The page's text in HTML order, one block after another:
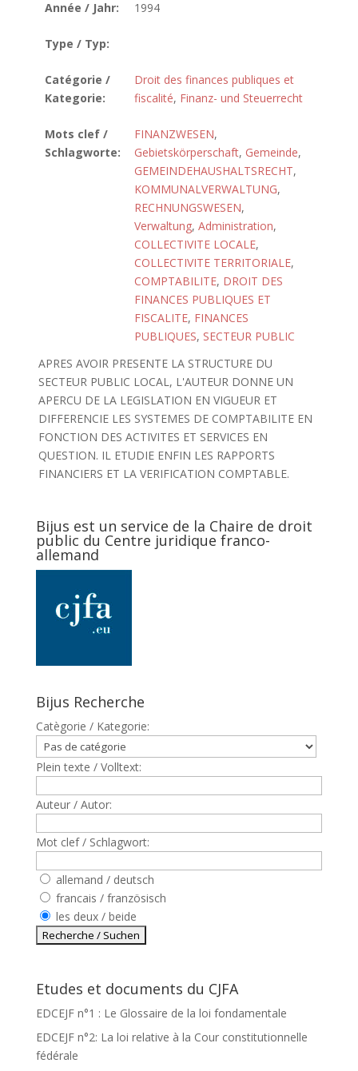
Année / Jahr: 1994
Type / Typ:
Catégorie /
Kategorie:
Droit des finances publiques et
fiscalité, Finanz- und Steuerrecht
Mots clef /
Schlagworte:
FINANZWESEN,
Gebietskörperschaft, Gemeinde,
GEMEINDEHAUSHALTSRECHT,
KOMMUNALVERWALTUNG,
RECHNUNGSWESEN,
Verwaltung, Administration,
COLLECTIVITE LOCALE,
COLLECTIVITE TERRITORIALE,
COMPTABILITE, DROIT DES
FINANCES PUBLIQUES ET
FISCALITE, FINANCES
PUBLIQUES, SECTEUR PUBLIC
APRES AVOIR PRESENTE LA STRUCTURE DU
SECTEUR PUBLIC LOCAL, L'AUTEUR DONNE UN
APERCU DE LA LEGISLATION EN VIGUEUR ET
DIFFERENCIE LES SYSTEMES DE COMPTABILITE EN
FONCTION DES ACTIVITES ET SERVICES EN
QUESTION. IL ETUDIE ENFIN LES RAPPORTS
FINANCIERS ET LA VERIFICATION COMPTABLE.
Bijus est un service de la Chaire de droit
public du Centre juridique franco-
allemand
Bijus Recherche
Catègorie / Kategorie:
Plein texte / Volltext:
Auteur / Autor:
Mot clef / Schlagwort:
allemand / deutsch
francais / französisch
les deux / beide
Etudes et documents du CJFA
EDCEJF n°1 : Le Glossaire de la loi fondamentale
EDCEJF n°2: La loi relative à la Cour constitutionnelle
fédérale